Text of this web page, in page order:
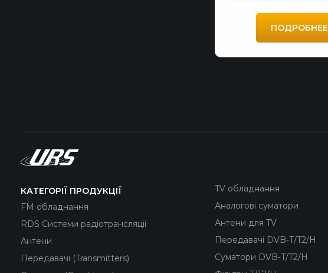
ПОДРОБНЕЕ
КАТЕГОРІЇ ПРОДУКЦІЇ
FM обладнання
RDS Системи радіотрансляції
Антени
Передавачі (Transmitters)
TV обладнання
Аналогові суматори
Антени для TV
Передавачі DVB-T/T2/H
Суматори DVB-T/T2/H